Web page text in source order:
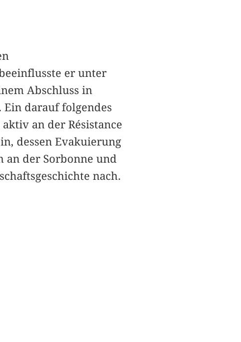
er unter
Abschluss in
Ein darauf folgendes
an der Résistance
dessen Evakuierung
an der Sorbonne und
nach.